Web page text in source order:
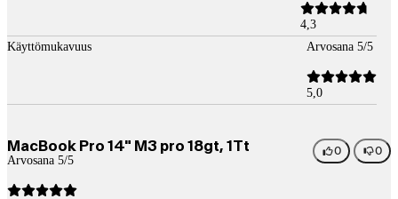
4,3
Käyttömukavuus
Arvosana 5/5
5,0
MacBook Pro 14" M3 pro 18gt, 1Tt
Arvosana 5/5
0 0